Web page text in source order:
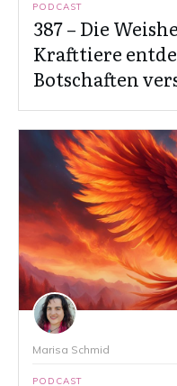
PODCAST
387 – Die
Krafttiere
Botschaften
Marisa Schmid
PODCAST